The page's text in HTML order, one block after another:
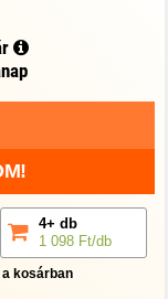
4+ db
1 098 Ft/db
kosárban